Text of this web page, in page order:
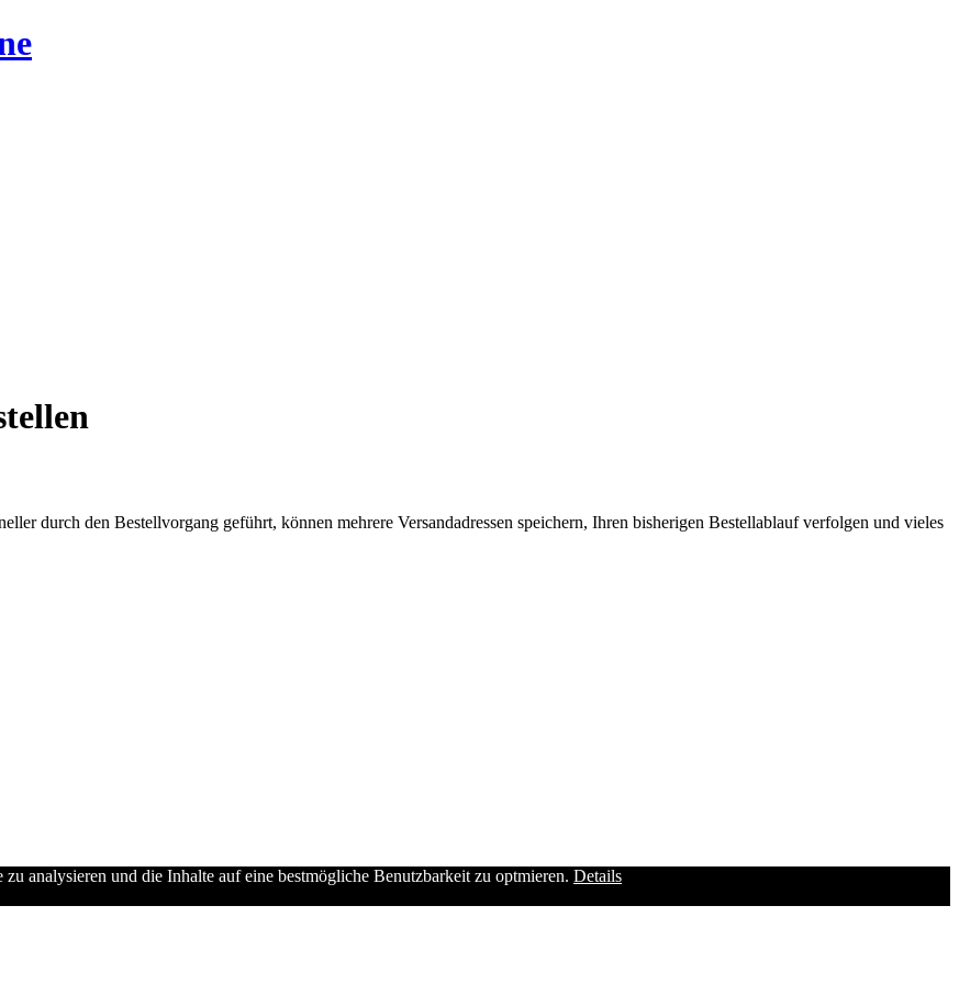
durch den Bestellvorgang geführt, können mehrere Versandadressen speichern, Ihren bisherigen Bestellablauf verfolgen und vieles
analysieren und die Inhalte auf eine bestmögliche Benutzbarkeit zu optmieren. Details